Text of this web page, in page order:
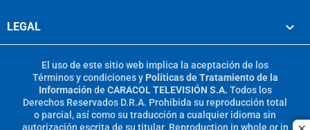
LEGAL
El uso de este sitio web implica la aceptación de los
Términos y condicionesy Políticas de Tratamiento de la
Información de CARACOL TELEVISIÓN S.A. Todos los
Derechos Reservados D.R.A. Prohibida su reproducción total
o parcial, así como su traducción a cualquier idioma sin
autorización escrita de su titular. Reproduction in whole or in